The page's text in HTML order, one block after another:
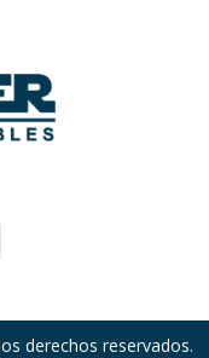
derechos reservados.